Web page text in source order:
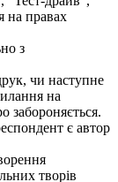
на правах
з
чи наступне
на
забороняється.
є автор
творів